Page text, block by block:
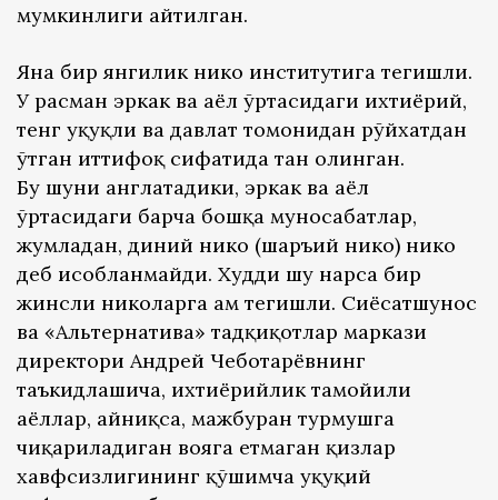
мумкинлиги айтилган.
Яна бир янгилик никоҳ институтига тегишли.
У расман эркак ва аёл ўртасидаги ихтиёрий,
тенг ҳуқуқли ва давлат томонидан рўйхатдан
ўтган иттифоқ сифатида тан олинган.
Бу шуни англатадики, эркак ва аёл
ўртасидаги барча бошқа муносабатлар,
жумладан, диний никоҳ (шаръий никоҳ) никоҳ
деб ҳисобланмайди. Худди шу нарса бир
жинсли никоҳларга ҳам тегишли. Сиёсатшунос
ва «Альтернатива» тадқиқотлар маркази
директори Андрей Чеботарёвнинг
таъкидлашича, ихтиёрийлик тамойили
аёллар, айниқса, мажбуран турмушга
чиқариладиган вояга етмаган қизлар
хавфсизлигининг қўшимча ҳуқуқий